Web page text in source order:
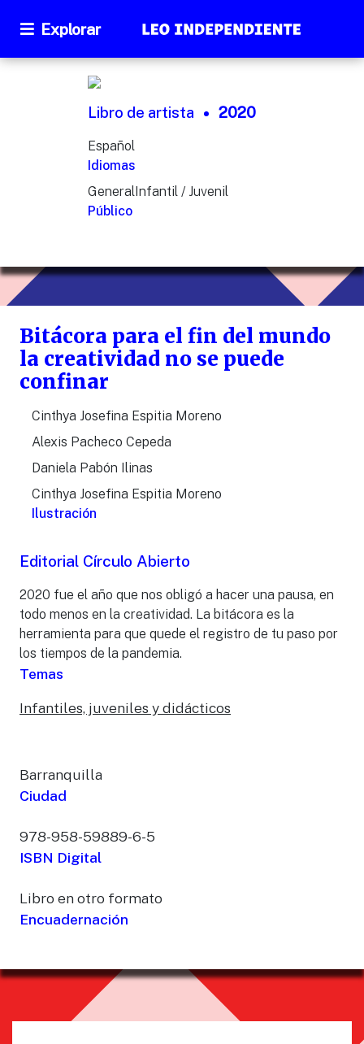
Explorar
Libro de artista 2020
Español
Idiomas
GeneralInfantil / Juvenil
Público
Bitácora para el fin del mundo
la creatividad no se puede
confinar
Cinthya Josefina Espitia Moreno
Alexis Pacheco Cepeda
Daniela Pabón Ilinas
Cinthya Josefina Espitia Moreno
Ilustración
Editorial Círculo Abierto
2020 fue el año que nos obligó a hacer una pausa, en
todo menos en la creatividad. La bitácora es la
herramienta para que quede el registro de tu paso por
los tiempos de la pandemia.
Temas
Infantiles, juveniles y didácticos
Barranquilla
Ciudad
978-958-59889-6-5
ISBN Digital
Libro en otro formato
Encuadernación